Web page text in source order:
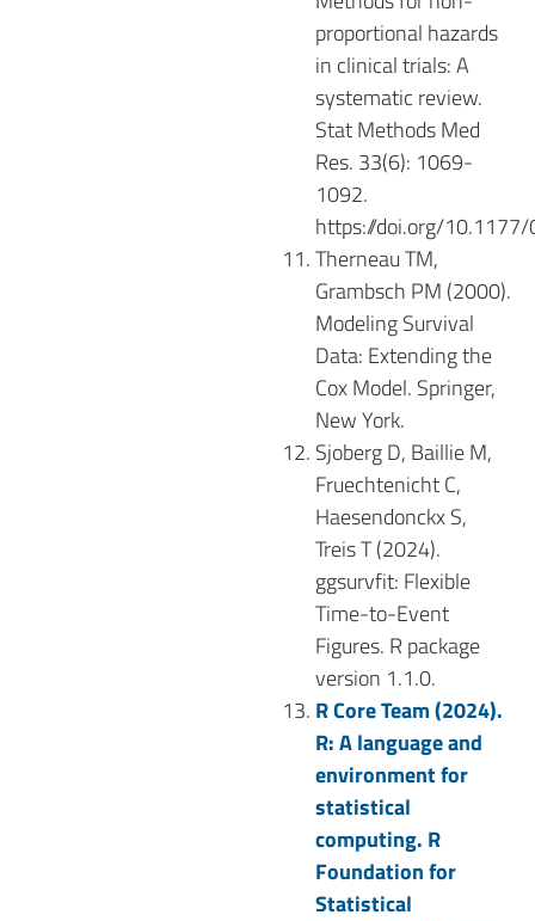
proportional hazards
in clinical trials: A
systematic review.
Stat Methods Med
Res. 33(6): 1069-
1092.
https://doi.org/
Therneau TM,
Grambsch PM (2000).
Modeling Survival
Data: Extending the
Cox Model. Springer,
New York.
Sjoberg D, Baillie M,
Fruechtenicht C,
Haesendonckx S,
Treis T (2024).
ggsurvfit: Flexible
Time-to-Event
Figures. R package
version 1.1.0.
R Core Team (2024).
R: A language and
environment for
statistical
computing. R
Foundation for
Statistical